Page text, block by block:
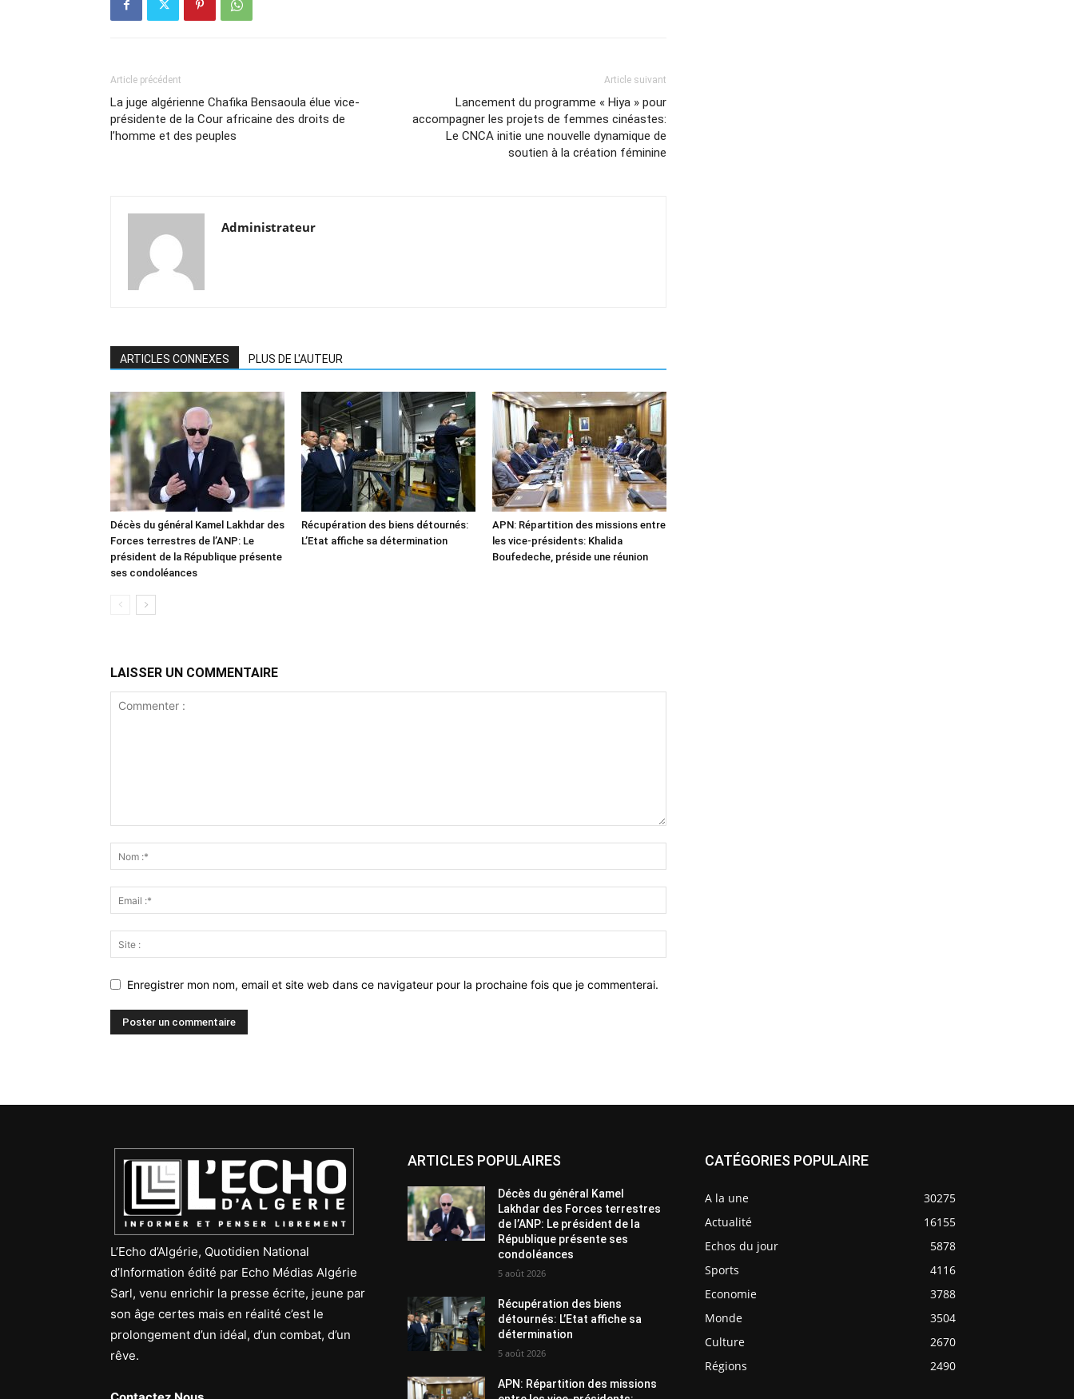
Article précédent
La juge algérienne Chafika Bensaoula élue vice-
présidente de la Cour africaine des droits de
l’homme et des peuples
Article suivant
Lancement du programme « Hiya » pour
accompagner les projets de femmes cinéastes:
Le CNCA initie une nouvelle dynamique de
soutien à la création féminine
Administrateur
ARTICLES CONNEXES PLUS DE L'AUTEUR
Décès du général Kamel Lakhdar des
Forces terrestres de l’ANP: Le
président de la République présente
ses condoléances
Récupération des biens détournés:
L’Etat affiche sa détermination
APN: Répartition des missions entre
les vice-présidents: Khalida
Boufedeche, préside une réunion
LAISSER UN COMMENTAIRE
Enregistrer mon nom, email et site web dans ce navigateur pour la prochaine fois que je commenterai.
L’Echo d’Algérie, Quotidien National
d’Information édité par Echo Médias Algérie
Sarl, venu enrichir la presse écrite, jeune par
son âge certes mais en réalité c’est le
prolongement d’un idéal, d’un combat, d’un
rêve.
ARTICLES POPULAIRES
Décès du général Kamel
Lakhdar des Forces terrestres
de l’ANP: Le président de la
République présente ses
condoléances
5 août 2026
Récupération des biens
détournés: L’Etat affiche sa
détermination
5 août 2026
APN: Répartition des missions
CATÉGORIES POPULAIRE
A la une
30275
Actualité
16155
Echos du jour
5878
Sports
4116
Economie
3788
Monde
3504
Culture
2670
Régions
2490